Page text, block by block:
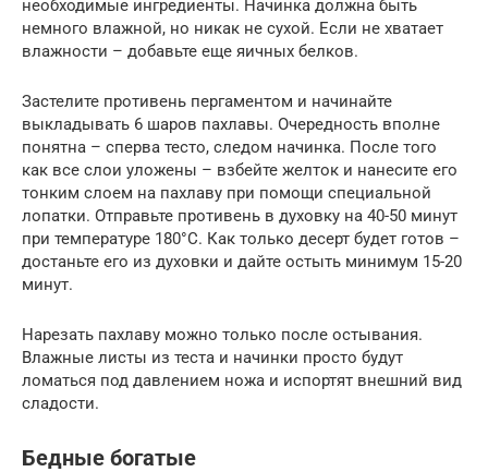
необходимые ингредиенты. Начинка должна быть
немного влажной, но никак не сухой. Если не хватает
влажности – добавьте еще яичных белков.
Застелите противень пергаментом и начинайте
выкладывать 6 шаров пахлавы. Очередность вполне
понятна – сперва тесто, следом начинка. После того
как все слои уложены – взбейте желток и нанесите его
тонким слоем на пахлаву при помощи специальной
лопатки. Отправьте противень в духовку на 40-50 минут
при температуре 180°C. Как только десерт будет готов –
достаньте его из духовки и дайте остыть минимум 15-20
минут.
Нарезать пахлаву можно только после остывания.
Влажные листы из теста и начинки просто будут
ломаться под давлением ножа и испортят внешний вид
сладости.
Бедные богатые